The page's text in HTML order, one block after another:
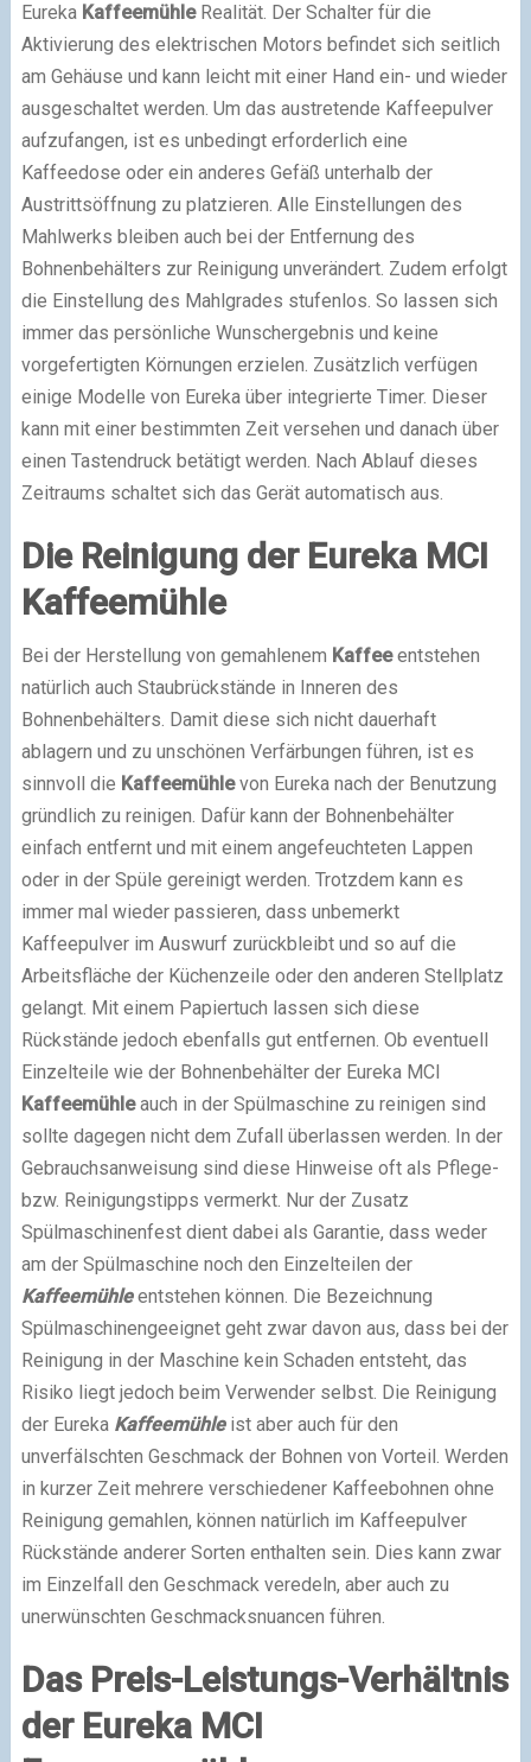
Eureka KaffeemühleRealität. Der Schalter für die
Aktivierung des elektrischen Motors befindet sich seitlich
am Gehäuse und kann leicht mit einer Hand ein- und wieder
ausgeschaltet werden. Um das austretende Kaffeepulver
aufzufangen, ist es unbedingt erforderlich eine
Kaffeedose oder ein anderes Gefäß unterhalb der
Austrittsöffnung zu platzieren. Alle Einstellungen des
Mahlwerks bleiben auch bei der Entfernung des
Bohnenbehälters zur Reinigung unverändert. Zudem erfolgt
die Einstellung des Mahlgrades stufenlos. So lassen sich
immer das persönliche Wunschergebnis und keine
vorgefertigten Körnungen erzielen. Zusätzlich verfügen
einige Modelle von Eureka über integrierte Timer. Dieser
kann mit einer bestimmten Zeit versehen und danach über
einen Tastendruck betätigt werden. Nach Ablauf dieses
Zeitraums schaltet sich das Gerät automatisch aus.
Die Reinigung der Eureka MCI
Kaffeemühle
Bei der Herstellung von gemahlenem Kaffeeentstehen
natürlich auch Staubrückstände in Inneren des
Bohnenbehälters. Damit diese sich nicht dauerhaft
ablagern und zu unschönen Verfärbungen führen, ist es
sinnvoll die Kaffeemühlevon Eureka nach der Benutzung
gründlich zu reinigen. Dafür kann der Bohnenbehälter
einfach entfernt und mit einem angefeuchteten Lappen
oder in der Spüle gereinigt werden. Trotzdem kann es
immer mal wieder passieren, dass unbemerkt
Kaffeepulver im Auswurf zurückbleibt und so auf die
Arbeitsfläche der Küchenzeile oder den anderen Stellplatz
gelangt. Mit einem Papiertuch lassen sich diese
Rückstände jedoch ebenfalls gut entfernen. Ob eventuell
Einzelteile wie der Bohnenbehälter der Eureka MCI
Kaffeemühleauch in der Spülmaschine zu reinigen sind
sollte dagegen nicht dem Zufall überlassen werden. In der
Gebrauchsanweisung sind diese Hinweise oft als Pflege-
bzw. Reinigungstipps vermerkt. Nur der Zusatz
Spülmaschinenfest dient dabei als Garantie, dass weder
am der Spülmaschine noch den Einzelteilen der
Kaffeemühleentstehen können. Die Bezeichnung
Spülmaschinengeeignet geht zwar davon aus, dass bei der
Reinigung in der Maschine kein Schaden entsteht, das
Risiko liegt jedoch beim Verwender selbst. Die Reinigung
der Eureka Kaffeemühleist aber auch für den
unverfälschten Geschmack der Bohnen von Vorteil. Werden
in kurzer Zeit mehrere verschiedener Kaffeebohnen ohne
Reinigung gemahlen, können natürlich im Kaffeepulver
Rückstände anderer Sorten enthalten sein. Dies kann zwar
im Einzelfall den Geschmack veredeln, aber auch zu
unerwünschten Geschmacksnuancen führen.
Das Preis-Leistungs-Verhältnis
der Eureka MCI